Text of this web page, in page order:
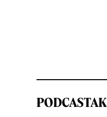
PODCASTAK